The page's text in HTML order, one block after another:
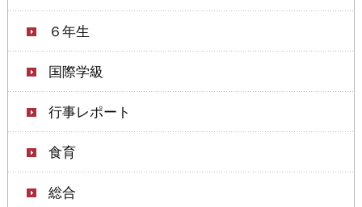
６年生
国際学級
行事レポート
食育
総合